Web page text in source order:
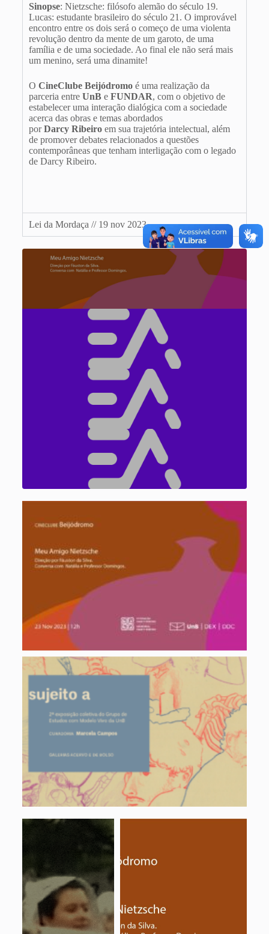
Sinopse: Nietzsche: filósofo alemão do século 19.
Lucas: estudante brasileiro do século 21. O improvável
encontro entre os dois será o começo de uma violenta
revolução dentro da mente de um garoto, de uma
família e de uma sociedade. Ao final ele não será mais
um menino, será uma dinamite!
O CineClube Beijódromoé uma realização da
parceria entre UnBe FUNDAR, com o objetivo de
estabelecer uma interação dialógica com a sociedade
acerca das obras e temas abordados
porDarcy Ribeiroem sua trajetória intelectual, além
de promover debates relacionados a questões
contemporâneas que tenham interligação com o legado
de Darcy Ribeiro.
Lei da Mordaça // 19 nov 2023